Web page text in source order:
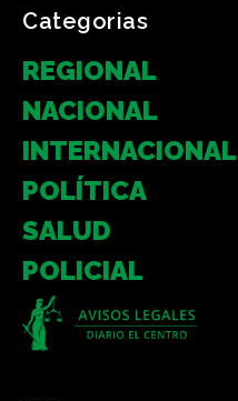
Categorias
REGIONAL
NACIONAL
INTERNACIONAL
POLÍTICA
SALUD
POLICIAL